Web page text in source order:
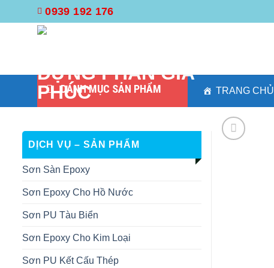
to
0939 192 176
DANH MỤC SẢN PHẨM TRANG CHỦ
DỊCH VỤ – SẢN PHẨM
Sơn Sàn Epoxy
Sơn Epoxy Cho Hồ Nước
Sơn PU Tàu Biển
Sơn Epoxy Cho Kim Loại
Sơn PU Kết Cấu Thép